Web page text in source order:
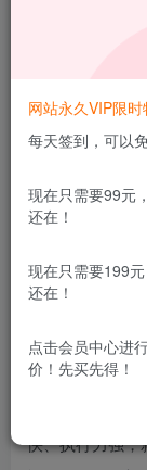
用途。如有侵权
项目介绍
——抖音抄书，
频收益相当可观
零粉丝也能操
快、执行力强，
网站永久VIP限
每天签到，可以
现在只需要99元
还在！
现在只需要199
还在！
点击会员中心进
价！先买先得！